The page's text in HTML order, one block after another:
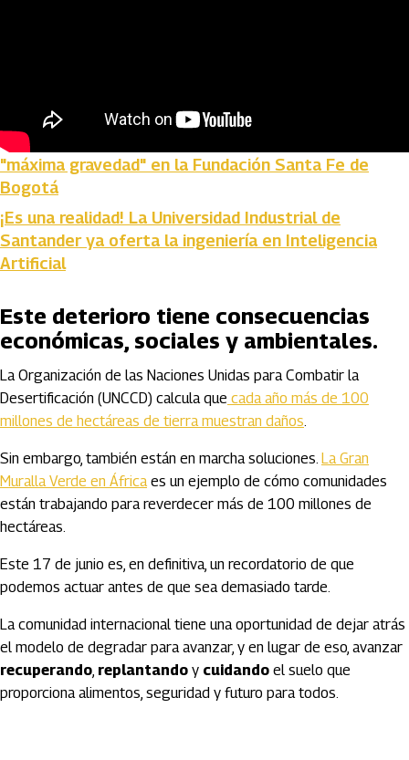
Lee también:
"máxima gravedad" en la Fundación Santa Fe de
Bogotá
¡Es una realidad! La Universidad Industrial de
Santander ya oferta la ingeniería en Inteligencia
Artificial
Este deterioro tiene consecuencias
económicas, sociales y ambientales.
La Organización de las Naciones Unidas para Combatir la
Desertificación (UNCCD) calcula que cada año más de 100
millones de hectáreas de tierra muestran daños.
Sin embargo, también están en marcha soluciones. La Gran
Muralla Verde en Áfricaes un ejemplo de cómo comunidades
están trabajando para reverdecer más de 100 millones de
hectáreas.
Este 17 de junio es, en definitiva, un recordatorio de que
podemos actuar antes de que sea demasiado tarde.
La comunidad internacional tiene una oportunidad de dejar atrás
el modelo de degradar para avanzar, y en lugar de eso, avanzar
recuperando, replantando y cuidando el suelo que
proporciona alimentos, seguridad y futuro para todos.